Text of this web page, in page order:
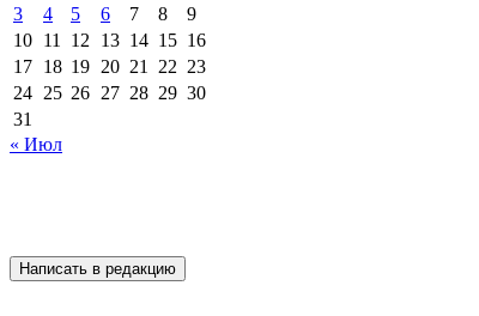
3
4 5 6 7 8
9
10 11 12 13 14 15 16
17 18 19 20 21 22 23
24 25 26 27 28 29 30
31
« Июл
Написать в редакцию